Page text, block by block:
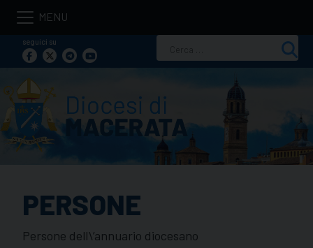
Skip
contentseguici su
per:
PERSONE
Persone dell\’annuario diocesano